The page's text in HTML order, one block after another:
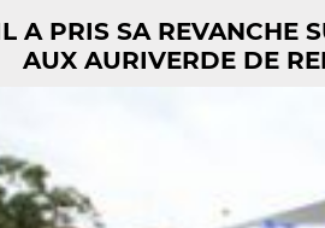
A PRIS SA REVANCHE
AUX AURIVERDE DE